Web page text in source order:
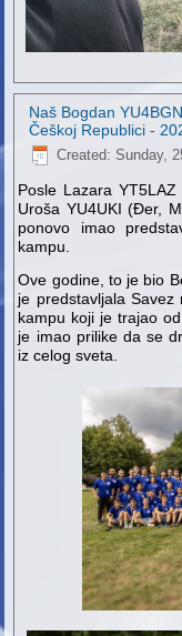
Naš Bogdan
Češkoj Republici -
Created: Sunday,
Posle Lazara
Uroša YU4UKI (Đer,
ponovo imao
kampu.
Ove godine, to je bio
je predstavljala
kampu koji je trajao
je imao prilike da se
iz celog sveta.